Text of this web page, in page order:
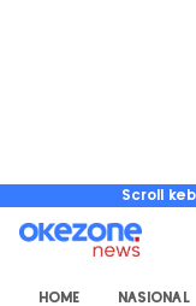
Scroll
HOME NASIONAL